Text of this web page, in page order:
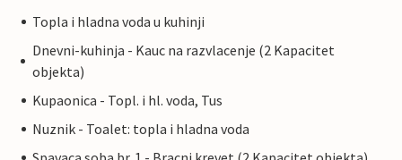
Topla i hladna voda u kuhinji
Dnevni-kuhinja - Kauc na razvlacenje (2 Kapacitet
objekta)
Kupaonica - Topl. i hl. voda, Tus
Nuznik - Toalet: topla i hladna voda